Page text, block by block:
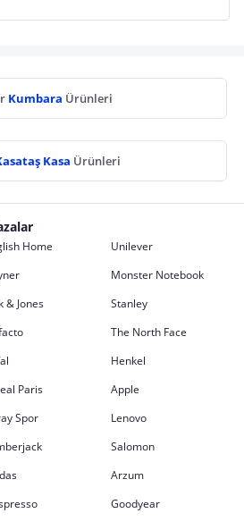
Kumbara Ürünleri
Kasa Ürünleri
Home
Unilever
Monster Notebook
& Jones
Stanley
The North Face
Henkel
Paris
Apple
Spor
Lenovo
Salomon
Arzum
Goodyear